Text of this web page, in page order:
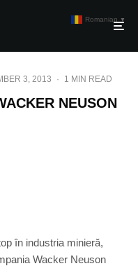
3, 2013 · 1 MIN READ
NEUSON
în industria minieră,
Wacker Neuson
Romanian ▼